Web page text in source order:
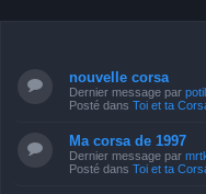
nouvelle corsa
Dernier message par
Posté dans Toi et ta
Ma corsa de 1997
Dernier message par
Posté dans Toi et ta